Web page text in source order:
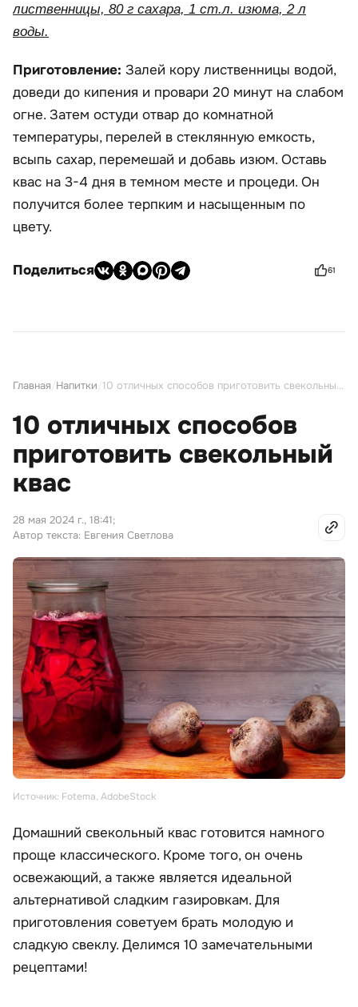
лиственницы, 80 г сахара, 1 ст.л. изюма, 2 л
воды.
Приготовление: Залей кору лиственницы водой,
доведи до кипения и провари 20 минут на слабом
огне. Затем остуди отвар до комнатной
температуры, перелей в стеклянную емкость,
всыпь сахар, перемешай и добавь изюм. Оставь
квас на 3-4 дня в темном месте и процеди. Он
получится более терпким и насыщенным по
цвету.
Поделиться 61
Главная Напитки 10 отличных способов приготовить свекольный квас
10 отличных способов
приготовить свекольный
квас
28 мая 2024 г., 18:41;
Автор текста: Евгения Светлова
Источник: Fotema, AdobeStock
Домашний свекольный квас готовится намного
проще классического. Кроме того, он очень
освежающий, а также является идеальной
альтернативой сладким газировкам. Для
приготовления советуем брать молодую и
сладкую свеклу. Делимся 10 замечательными
рецептами!